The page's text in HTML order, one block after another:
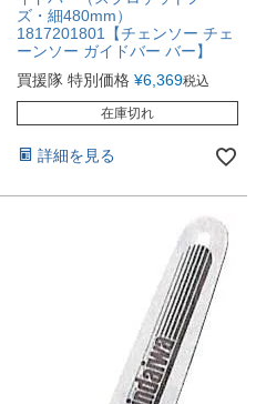
ズ・細480mm）
1817201801【チェンソー チェ
ーンソー ガイドバー バー】
買援隊 特別価格 ¥6,369税込
在庫切れ
詳細を見る